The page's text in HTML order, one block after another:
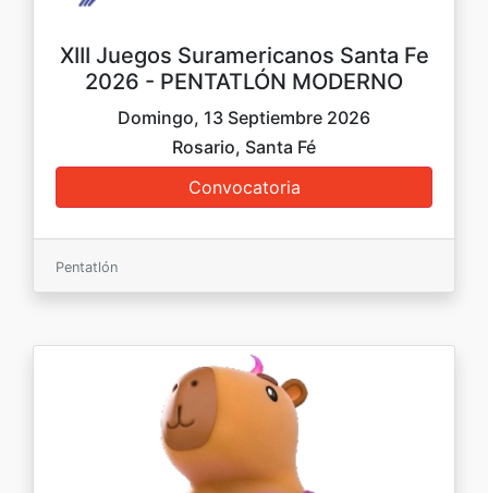
XIII Juegos Suramericanos Santa Fe
2026 - PENTATLÓN MODERNO
Domingo, 13 Septiembre 2026
Rosario, Santa Fé
Pentatlón